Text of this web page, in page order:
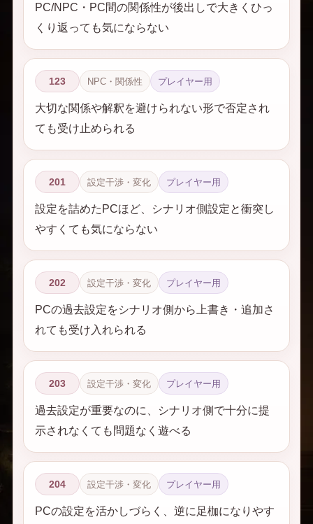
PC/NPC・PC間の関係性が後出しで大きくひっ
くり返っても気にならない
123 NPC・関係性 プレイヤー用
大切な関係や解釈を避けられない形で否定され
ても受け止められる
201 設定干渉・変化 プレイヤー用
設定を詰めたPCほど、シナリオ側設定と衝突し
やすくても気にならない
202 設定干渉・変化 プレイヤー用
PCの過去設定をシナリオ側から上書き・追加さ
れても受け入れられる
203 設定干渉・変化 プレイヤー用
過去設定が重要なのに、シナリオ側で十分に提
示されなくても問題なく遊べる
204 設定干渉・変化 プレイヤー用
PCの設定を活かしづらく、逆に足枷になりやす